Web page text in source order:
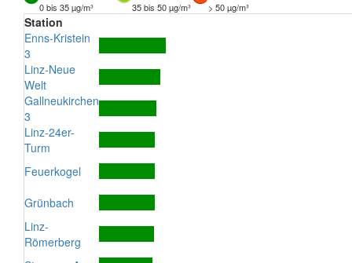
0 bis 35 µg/m³
35 bis 50 µg/m³ > 50 µg/m³
Station
Enns-Kristein
3
Linz-Neue
Welt
Gallneukirchen
3
Linz-24er-
Turm
Feuerkogel
Grünbach
Linz-
Römerberg